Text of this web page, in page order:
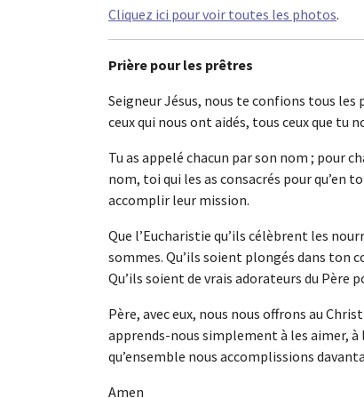
Cliquez ici pour voir toutes les photos.
Prière pour les prêtres
Seigneur Jésus, nous te confions tous les
ceux qui nous ont aidés, tous ceux que tu
Tu as appelé chacun par son nom ; pour
nom, toi qui les as consacrés pour qu’en
accomplir leur mission.
Que l’Eucharistie qu’ils célèbrent les
sommes. Qu’ils soient plongés dans ton
Qu’ils soient de vrais adorateurs du Père
Père, avec eux, nous nous offrons au
apprends-nous simplement à les aimer,
qu’ensemble nous accomplissions
Amen